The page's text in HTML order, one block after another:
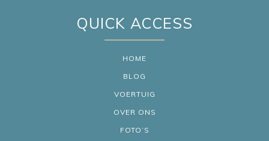
QUICK ACCESS
HOME
BLOG
VOERTUIG
OVER ONS
FOTO’S